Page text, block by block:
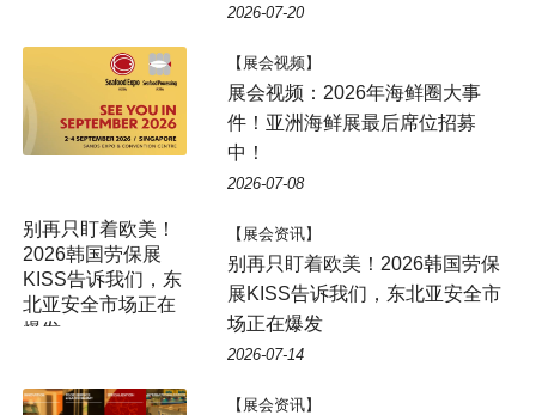
2026-07-20
【展会视频】
展会视频：2026年海鲜圈大事
件！亚洲海鲜展最后席位招募
中！
2026-07-08
别再只盯着欧美！
2026韩国劳保展
KISS告诉我们，东
北亚安全市场正在
爆发
【展会资讯】
别再只盯着欧美！2026韩国劳保
展KISS告诉我们，东北亚安全市
场正在爆发
2026-07-14
【展会资讯】